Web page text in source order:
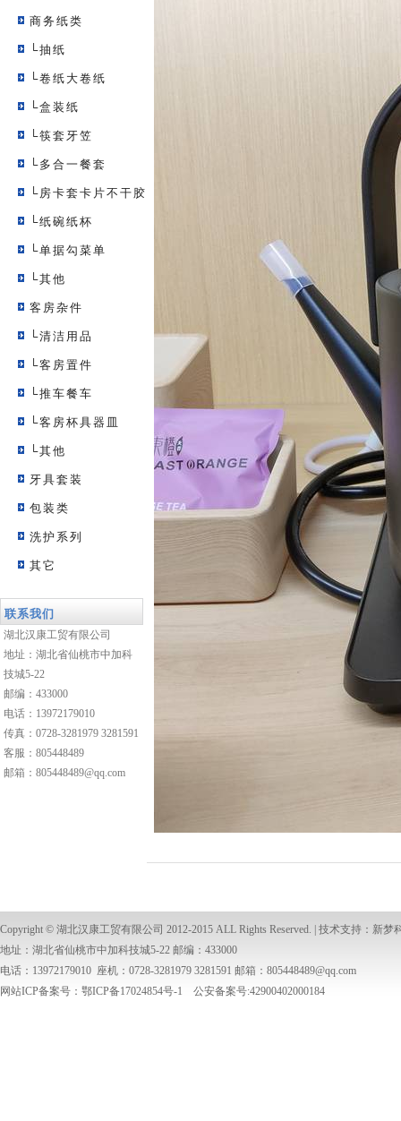
商务纸类
└抽纸
└卷纸大卷纸
└盒装纸
└筷套牙笠
└多合一餐套
└房卡套卡片不干胶
└纸碗纸杯
└单据勾菜单
└其他
客房杂件
└清洁用品
└客房置件
└推车餐车
└客房杯具器皿
└其他
牙具套装
包装类
洗护系列
其它
联系我们
湖北汉康工贸有限公司
地址：湖北省仙桃市中加科
技城5-22
邮编：433000
电话：13972179010
传真：0728-3281979 3281591
客服： 805448489
邮箱： 805448489@qq.com
Copyright © 湖北汉康工贸有限公司 2012-2015 ALL Rights Reserved. | 技术支持： 新梦
地址：湖北省仙桃市中加科技城5-22 邮编：433000
电话：13972179010 座机：0728-3281979 3281591 邮箱： 805448489@qq.com
网站ICP备案号：鄂ICP备17024854号-1 公安备案号:42900402000184